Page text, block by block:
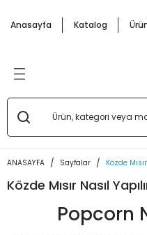
Anasayfa Katalog
Geri Dön
Geri Dön
Geri Dön
Geri Dön
Geri Dön
Geri Dön
Arabaları
ANASAYFA Sayfalar Közde
Közde Mısır Nasıl
Popcorn